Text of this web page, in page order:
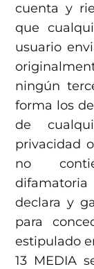
cuenta y
que
usuario
ningún
forma los
de
privacidad
no
declara y
para
estipulado
13 MEDIA